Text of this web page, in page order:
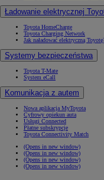
Ładowanie elektrycznej
Toyota HomeCharge
Toyota Charging Network
Jak naładować elektryczną
Systemy bezpieczeństwa
Toyota T-Mate
System eCall
Komunikacja z autem
Nowa aplikacja MyToyota
Cyfrowy opiekun auta
Usługi Connected
Płatne subskrypcje
Toyota Connectivity Match
(Opens in new window)
(Opens in new window)
(Opens in new window)
(Opens in new window)